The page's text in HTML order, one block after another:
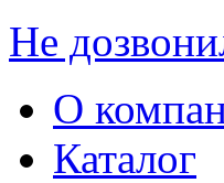
Не
О
Каталог